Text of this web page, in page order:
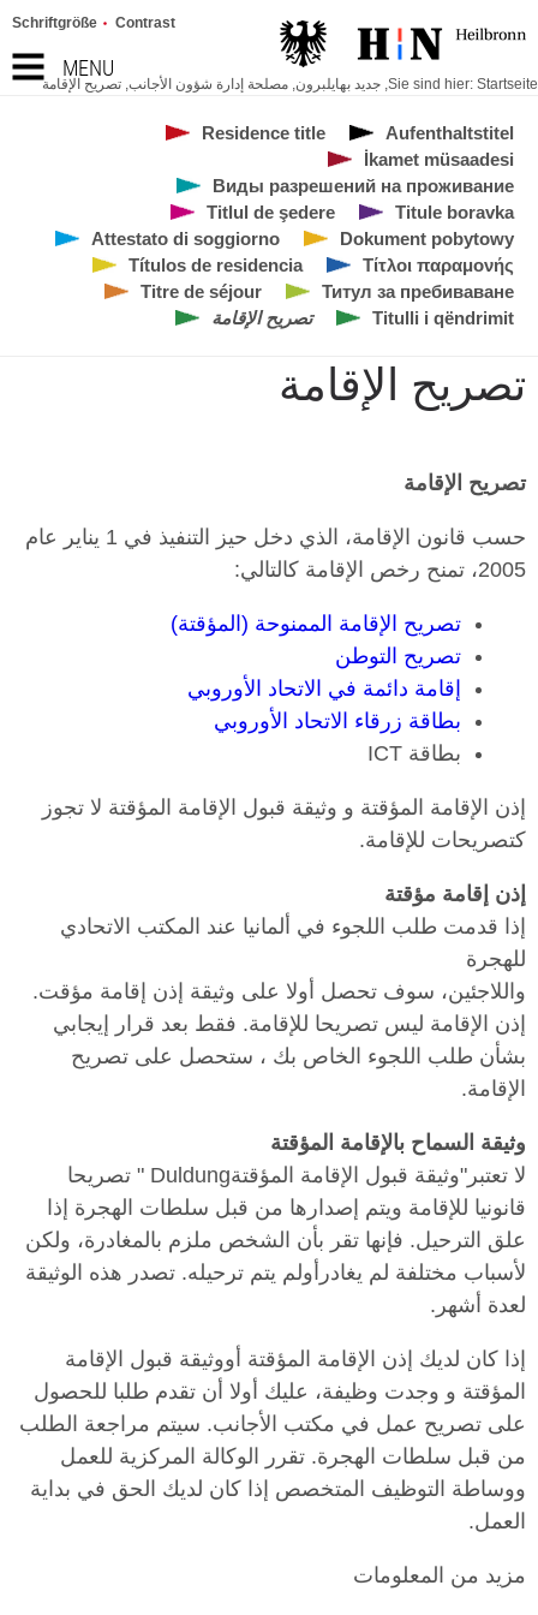
MENU
Schriftgröße Contrast
Sie sind hier: Startseite
, جديد بهايلبرون, مصلحة إدارة شؤون الأجانب, تصريح الإقامة
Aufenthaltstitel
Residence title
İkamet müsaadesi
Виды разрешений на проживание
Titule boravka
Titlul de şedere
Dokument pobytowy
Attestato di soggiorno
Τίτλοι παραμονής
Títulos de residencia
Титул за пребиваване
Titre de séjour
Titulli i qëndrimit
تصريح الإقامة
تصريح الإقامة
تصريح الإقامة
حسب قانون الإقامة، الذي دخل حيز التنفيذ في 1 يناير عام
2005، تمنح رخص الإقامة كالتالي:
تصريح الإقامة الممنوحة (المؤقتة)
تصريح التوطن
إقامة دائمة في الاتحاد الأوروبي
بطاقة زرقاء الاتحاد الأوروبي
بطاقة ICT
إذن الإقامة المؤقتة و وثيقة قبول الإقامة المؤقتة لا تجوز
كتصريحات للإقامة.
إذن إقامة مؤقتة
إذا قدمت طلب اللجوء في ألمانيا عند المكتب الاتحادي
للهجرة
واللاجئين، سوف تحصل أولا على وثيقة إذن إقامة مؤقت.
إذن الإقامة ليس تصريحا للإقامة. فقط بعد قرار إيجابي
بشأن طلب اللجوء الخاص بك ، ستحصل على تصريح
الإقامة.
وثيقة السماح بالإقامة المؤقتة
لا تعتبر"وثيقة قبول الإقامة المؤقتةDuldung " تصريحا
قانونيا للإقامة ويتم إصدارها من قبل سلطات الهجرة إذا
علق الترحيل. فإنها تقر بأن الشخص ملزم بالمغادرة، ولكن
لأسباب مختلفة لم يغادرأولم يتم ترحيله. تصدر هذه الوثيقة
لعدة أشهر.
إذا كان لديك إذن الإقامة المؤقتة أووثيقة قبول الإقامة
المؤقتة و وجدت وظيفة، عليك أولا أن تقدم طلبا للحصول
على تصريح عمل في مكتب الأجانب. سيتم مراجعة الطلب
من قبل سلطات الهجرة. تقرر الوكالة المركزية للعمل
ووساطة التوظيف المتخصص إذا كان لديك الحق في بداية
العمل.
مزيد من المعلومات